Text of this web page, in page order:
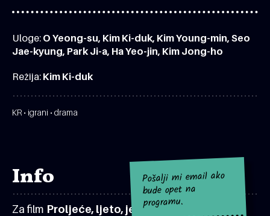
Uloge: O Yeong-su, Kim Ki-duk, Kim Young-min, Seo
Jae-kyung, Park Ji-a, Ha Yeo-jin, Kim Jong-ho
Režija: Kim Ki-duk
KR • igrani • drama
Info
Za film Proljeće, ljeto, jesen, zima… I proljeće
Pošalji mi email ako
bude opet na
programu.